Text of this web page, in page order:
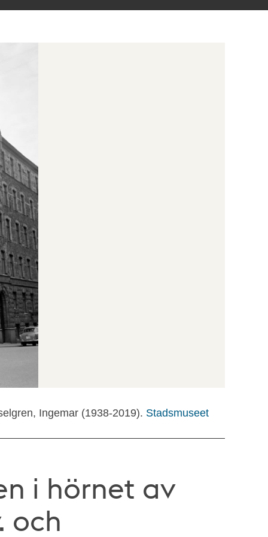
Ingemar (1938-2019). Stadsmuseet
i hörnet av
och